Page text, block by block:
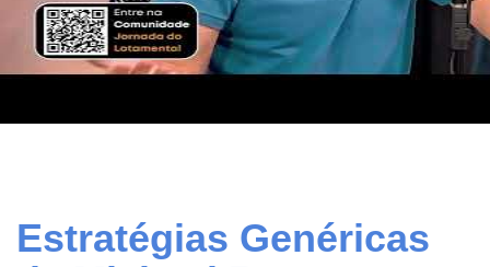
Estratégias Genéricas